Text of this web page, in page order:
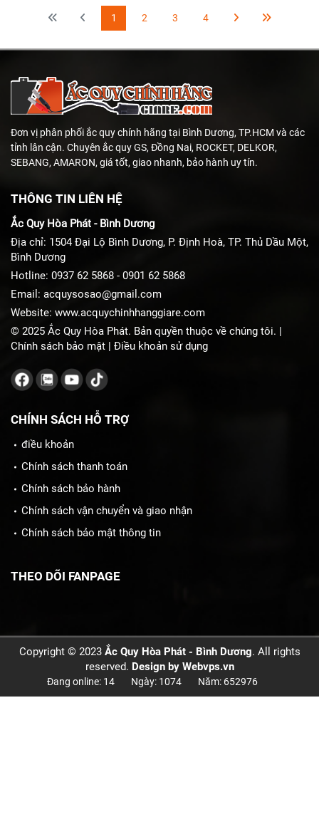
1 2 3 4
Đơn vị phân phối ắc quy chính hãng tại Bình Dương, TP.HCM và các
tỉnh lân cận. Chuyên ắc quy GS, Đồng Nai, ROCKET, DELKOR,
SEBANG, AMARON, giá tốt, giao nhanh, bảo hành uy tín.
THÔNG TIN LIÊN HỆ
Ắc Quy Hòa Phát - Bình Dương
Địa chỉ: 1504 Đại Lộ Bình Dương, P. Định Hoà, TP. Thủ Dầu Một,
Bình Dương
Hotline: 0937 62 5868 - 0901 62 5868
Email: acquysosao@gmail.com
Website: www.acquychinhhanggiare.com
© 2025 Ắc Quy Hòa Phát. Bản quyền thuộc về chúng tôi. |
Chính sách bảo mật | Điều khoản sử dụng
CHÍNH SÁCH HỖ TRỢ
điều khoản
Chính sách thanh toán
Chính sách bảo hành
Chính sách vận chuyển và giao nhận
Chính sách bảo mật thông tin
THEO DÕI FANPAGE
Copyright © 2023 Ắc Quy Hòa Phát - Bình Dương. All rights
reserved. Design by Webvps.vn
Đang online: 14 Ngày: 1074 Năm: 652976